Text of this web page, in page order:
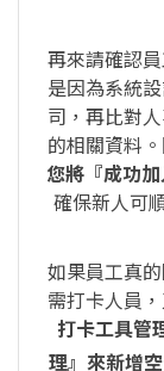
再來請確認
是因為系統
司，再比對
的相關資料。
您將『成功
確保新人可
如果員工真
需打卡人員
打卡工具管
理』來新增